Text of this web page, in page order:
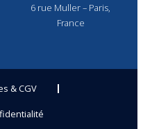
6 rue Muller – Paris,
France
& CGV